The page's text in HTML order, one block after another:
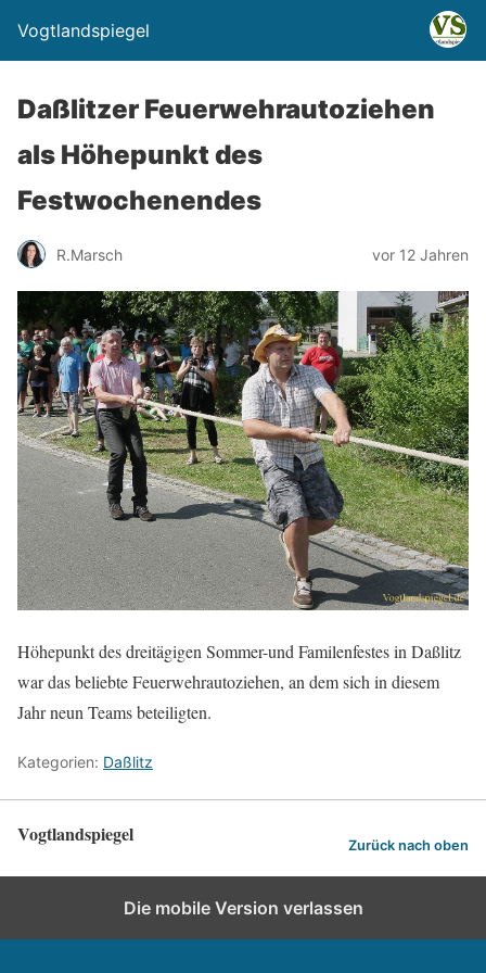
Vogtlandspiegel
Daßlitzer Feuerwehrautoziehen
als Höhepunkt des
Festwochenendes
R.Marsch vor 12 Jahren
Höhepunkt des dreitägigen Sommer-und Familenfestes in Daßlitz
war das beliebte Feuerwehrautoziehen, an dem sich in diesem
Jahr neun Teams beteiligten.
Kategorien: Daßlitz
Vogtlandspiegel Zurück nach oben
Die mobile Version verlassen